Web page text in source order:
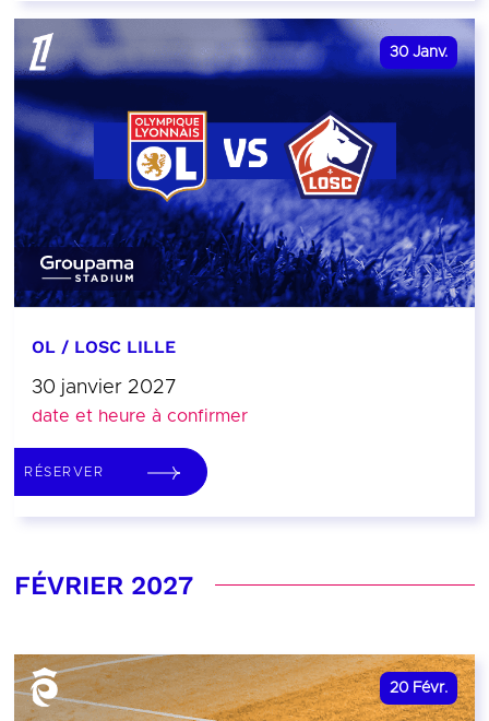
30 Janv.
OL / LOSC LILLE
30 janvier 2027
date et heure à confirmer
RÉSERVER
FÉVRIER 2027
20 Févr.